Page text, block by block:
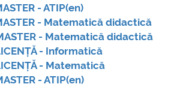
- ATIP(en)
- Matematică didactică
- Matematică didactică
- Informatică
- Matematică
- ATIP(en)